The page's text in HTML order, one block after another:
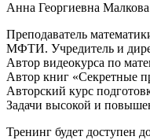
Анна Георгиевна
Преподаватель
МФТИ. Учредитель и
Автор видеокурса по
Автор книг «Секретные
Авторский курс
Задачи высокой и
Тренинг будет доступен